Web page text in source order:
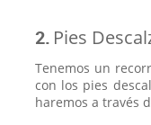
2. Pies
Tenemos un
con los pies
haremos a través